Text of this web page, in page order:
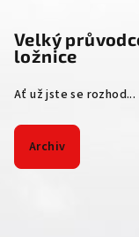
Velký
ložnice
Ať už jste se rozhod...
Archiv